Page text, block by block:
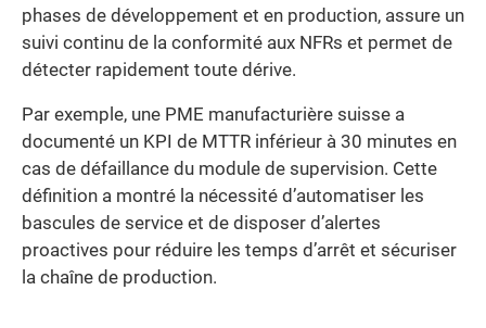
phases de développement et en production, assure un
suivi continu de la conformité aux NFRs et permet de
détecter rapidement toute dérive.
Par exemple, une PME manufacturière suisse a
documenté un KPI de MTTR inférieur à 30 minutes en
cas de défaillance du module de supervision. Cette
définition a montré la nécessité d’automatiser les
bascules de service et de disposer d’alertes
proactives pour réduire les temps d’arrêt et sécuriser
la chaîne de production.